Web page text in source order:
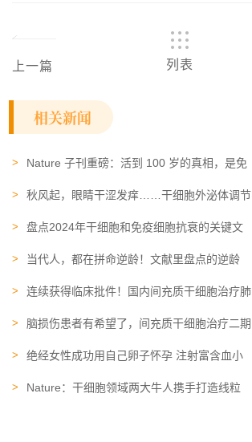
上一篇 列表
相关新闻
Nature 子刊重磅：活到 100 岁的真相，是免
秋风起，眼睛干涩发痒……干细胞外泌体调节
盘点2024年干细胞和免疫细胞抗衰的关键文
当代人，都在拼命逆龄！文献里盘点的逆龄
连续获得临床批件！国内间充质干细胞治疗肺
脑损伤患者有希望了，间充质干细胞治疗二期
绝经女性成功用自己卵子怀孕 注射富含血小
Nature：干细胞领域两大牛人携手打造线粒